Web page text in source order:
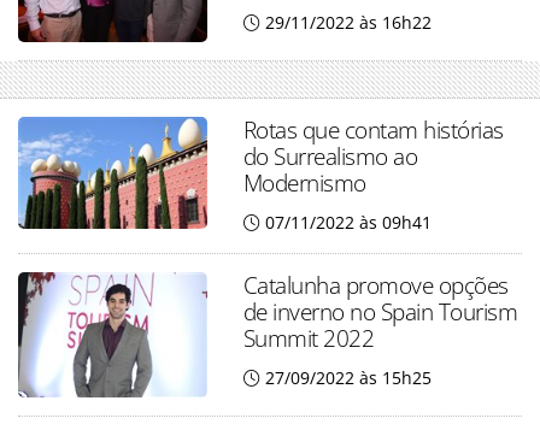
29/11/2022 às 16h22
Rotas que contam histórias
do Surrealismo ao
Modernismo
07/11/2022 às 09h41
Catalunha promove opções
de inverno no Spain Tourism
Summit 2022
27/09/2022 às 15h25